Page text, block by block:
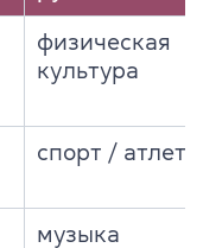
физическая
культура
спорт /
музыка